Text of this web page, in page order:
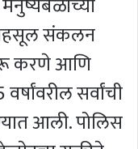
महसूल संकलन
करणे आणि
सर्वांची
आली. पोलिस